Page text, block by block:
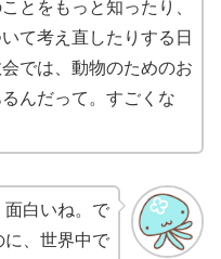
とをもっと知ったり、
て考え直したりする日
では、動物のためのお
んだって。すごくな
面白いね。で
に、世界中で